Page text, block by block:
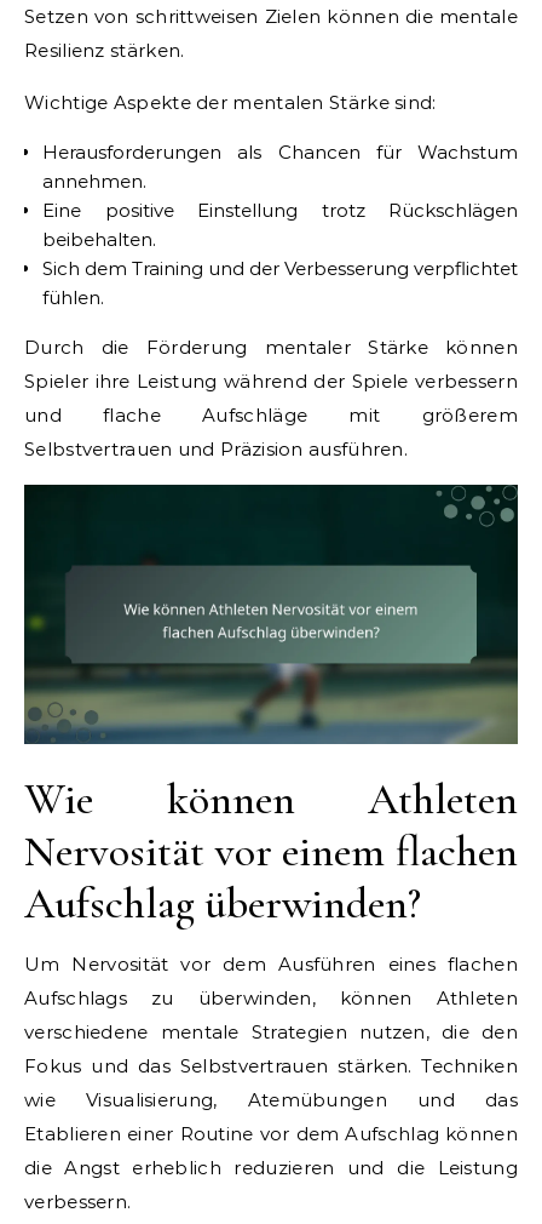
Setzen von schrittweisen Zielen können die mentale
Resilienz stärken.
Wichtige Aspekte der mentalen Stärke sind:
Herausforderungen als Chancen für Wachstum
annehmen.
Eine positive Einstellung trotz Rückschlägen
beibehalten.
Sich dem Training und der Verbesserung verpflichtet
fühlen.
Durch die Förderung mentaler Stärke können
Spieler ihre Leistung während der Spiele verbessern
und flache Aufschläge mit größerem
Selbstvertrauen und Präzision ausführen.
Wie können Athleten
Nervosität vor einem flachen
Aufschlag überwinden?
Um Nervosität vor dem Ausführen eines flachen
Aufschlags zu überwinden, können Athleten
verschiedene mentale Strategien nutzen, die den
Fokus und das Selbstvertrauen stärken. Techniken
wie Visualisierung, Atemübungen und das
Etablieren einer Routine vor dem Aufschlag können
die Angst erheblich reduzieren und die Leistung
verbessern.